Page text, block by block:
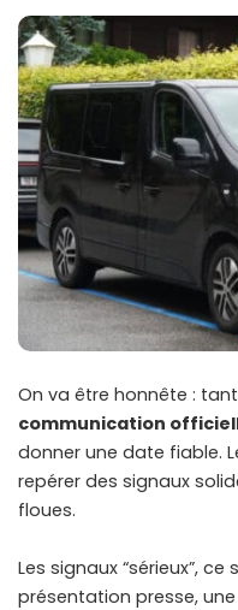
On va être honnête : tant
communication
donner une date fiable.
repérer des signaux
floues.
Les signaux “sérieux”,
présentation presse,